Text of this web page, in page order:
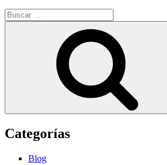
Buscar
por:
Categorías
Blog